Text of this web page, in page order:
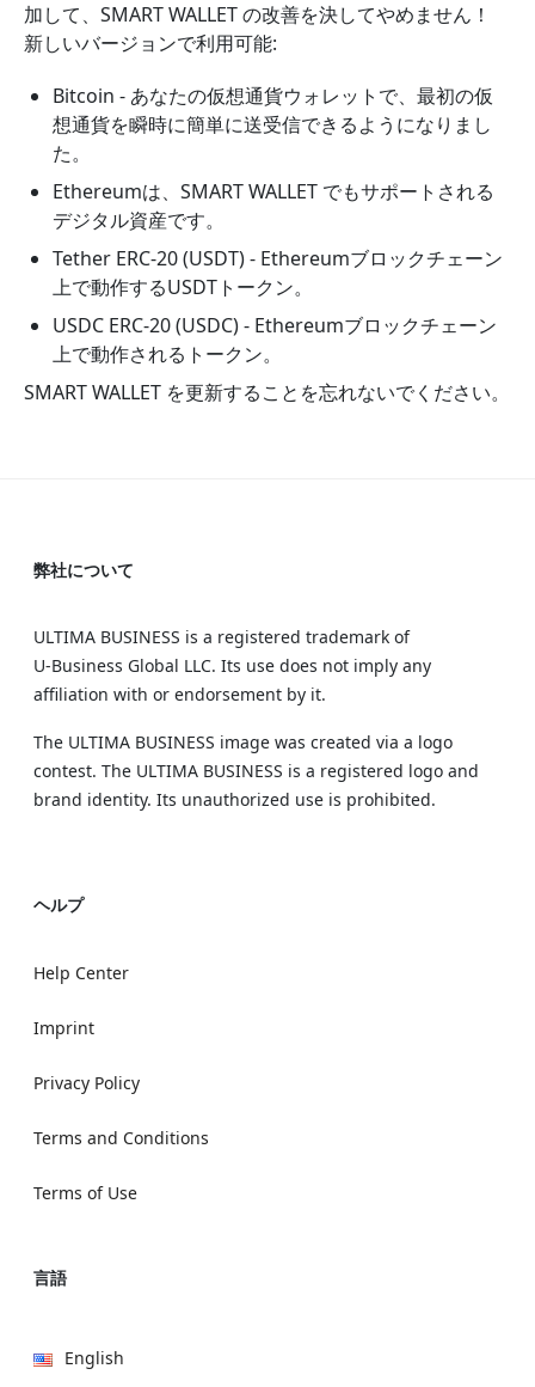
加して、SMART WALLET の改善を決してやめません！
新しいバージョンで利用可能:
Bitcoin - あなたの仮想通貨ウォレットで、最初の仮
想通貨を瞬時に簡単に送受信できるようになりまし
た。
Ethereumは、SMART WALLET でもサポートされる
デジタル資産です。
Tether ERC-20 (USDT) - Ethereumブロックチェーン
上で動作するUSDTトークン。
USDC ERC-20 (USDC) - Ethereumブロックチェーン
上で動作されるトークン。
SMART WALLET を更新することを忘れないでください。
弊社について
ULTIMA BUSINESS is a registered trademark of
U‑Business Global LLC. Its use does not imply any
affiliation with or endorsement by it.
The ULTIMA BUSINESS image was created via a logo
contest. The ULTIMA BUSINESS is a registered logo and
brand identity. Its unauthorized use is prohibited.
ヘルプ
Help Center
Imprint
Privacy Policy
Terms and Conditions
Terms of Use
言語
English